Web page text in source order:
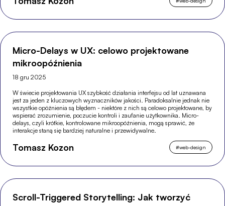
Micro-Delays w UX: celowo projektowane
mikroopóźnienia
18 gru 2025
W świecie projektowania UX szybkość działania interfejsu od lat uznawana
jest za jeden z kluczowych wyznaczników jakości. Paradoksalnie jednak nie
wszystkie opóźnienia są błędem - niektóre z nich są celowo projektowane, by
wspierać zrozumienie, poczucie kontroli i zaufanie użytkownika. Micro-
delays, czyli krótkie, kontrolowane mikroopóźnienia, mogą sprawić, że
interakcje staną się bardziej naturalne i przewidywalne.
Tomasz Kozon #web-design
Scroll-Triggered Storytelling: Jak tworzyć